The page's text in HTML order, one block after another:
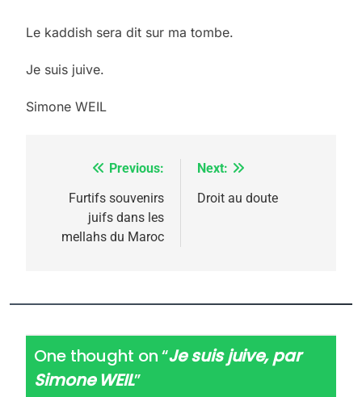
Le kaddish sera dit sur ma tombe.
Je suis juive.
Simone WEIL
Navigation
l’article
Previous:
Furtifs souvenirs
juifs dans les
mellahs du Maroc
Next:
Droit au doute
One thought on “Je suis juive, par
Simone WEIL”